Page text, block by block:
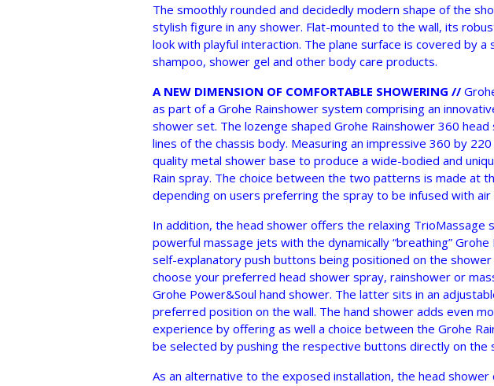
The smoothly rounded and decidedly modern shape of the
stylish figure in any shower. Flat-mounted to the wall, its
look with playful interaction. The plane surface is covered by
shampoo, shower gel and other body care products.
A NEW DIMENSION OF COMFORTABLE SHOWERING //
as part of a Grohe Rainshower system comprising an
shower set. The lozenge shaped Grohe Rainshower 360
lines of the chassis body. Measuring an impressive 360 by
quality metal shower base to produce a wide-bodied and
Rain spray. The choice between the two patterns is made at
depending on users preferring the spray to be infused with
In addition, the head shower offers the relaxing TrioMassage
powerful massage jets with the dynamically “breathing” Grohe
self-explanatory push buttons being positioned on the
choose your preferred head shower spray, rainshower or
Grohe Power&Soul hand shower. The latter sits in an
preferred position on the wall. The hand shower adds even
experience by offering as well a choice between the Grohe
be selected by pushing the respective buttons directly on the
As an alternative to the exposed installation, the head shower